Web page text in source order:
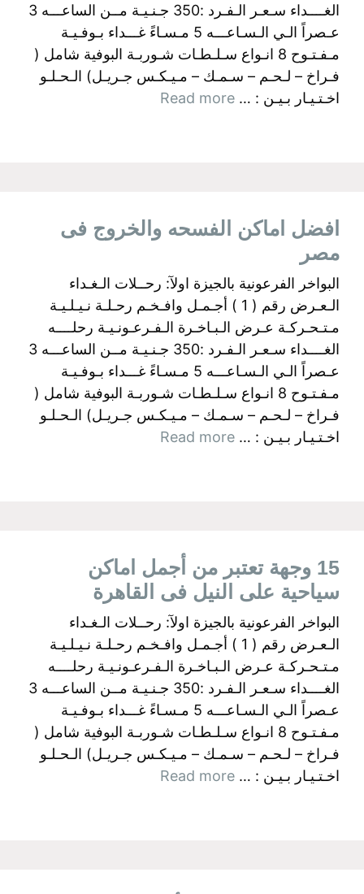
الغــــداء سـعـر الـفـرد :350 جـنـيـة مــن الساعـــه 3
عـصراً الـي الـسـاعـــه 5 مـسـاءً غـــداء بـوفـيـة
مـفـتـوح 8 انـواع سـلـطـات شـوربـة البوفية شامل (
فـراخ – لـحـم – سـمـك – مـيـكـس جـريـل) الـحـلـو
اخـتـيـار بـيـن : … Read more
افضل اماكن الفسحه والخروج فى
مصر
البواخر الفرعونية بالجيزة اولآ: رحــلات الـغـداء
الـعـرض رقم ( 1 ) أجـمـل وافـخـم رحـلـة نـيـلـيـة
مـتـحـركـة عـرض الـبـاخـرة الـفـرعـونـيـة رحلــــه
الغــــداء سـعـر الـفـرد :350 جـنـيـة مــن الساعـــه 3
عـصراً الـي الـسـاعـــه 5 مـسـاءً غـــداء بـوفـيـة
مـفـتـوح 8 انـواع سـلـطـات شـوربـة البوفية شامل (
فـراخ – لـحـم – سـمـك – مـيـكـس جـريـل) الـحـلـو
اخـتـيـار بـيـن : … Read more
15 وجهة تعتبر من أجمل اماكن
سياحية على النيل فى القاهرة
البواخر الفرعونية بالجيزة اولآ: رحــلات الـغـداء
الـعـرض رقم ( 1 ) أجـمـل وافـخـم رحـلـة نـيـلـيـة
مـتـحـركـة عـرض الـبـاخـرة الـفـرعـونـيـة رحلــــه
الغــــداء سـعـر الـفـرد :350 جـنـيـة مــن الساعـــه 3
عـصراً الـي الـسـاعـــه 5 مـسـاءً غـــداء بـوفـيـة
مـفـتـوح 8 انـواع سـلـطـات شـوربـة البوفية شامل (
فـراخ – لـحـم – سـمـك – مـيـكـس جـريـل) الـحـلـو
اخـتـيـار بـيـن : … Read more